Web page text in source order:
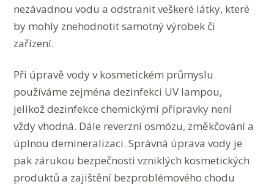
nezávadnou vodu a odstranit veškeré látky, které
by mohly znehodnotit samotný výrobek či
zařízení.
Při úpravě vody v kosmetickém průmyslu
používáme zejména dezinfekci UV lampou,
jelikož dezinfekce chemickými přípravky není
vždy vhodná. Dále reverzní osmózu, změkčování a
úplnou demineralizaci. Správná úprava vody je
pak zárukou bezpečnosti vzniklých kosmetických
produktů a zajištění bezproblémového chodu